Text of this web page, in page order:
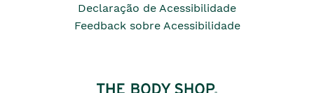
Declaração de Acessibilidade
Feedback sobre Acessibilidade